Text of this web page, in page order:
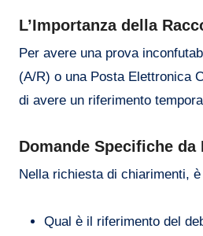
L’Importanza della
Per avere una prova
(A/R) o una Posta Elettronica
di avere un riferimento
Domande Specifiche da
Nella richiesta di chiarimenti,
Qual è il riferimento del